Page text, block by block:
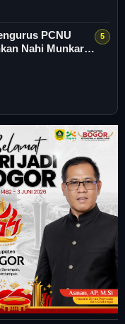
PCNU
Nahi Munkar